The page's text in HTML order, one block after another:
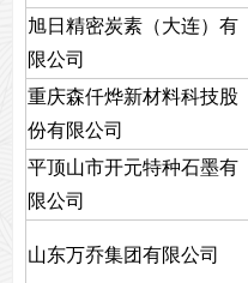
旭日精密炭素（大连）有
限公司
重庆森仟烨新材料科技股
份有限公司
平顶山市开元特种石墨有
限公司
山东万乔集团有限公司